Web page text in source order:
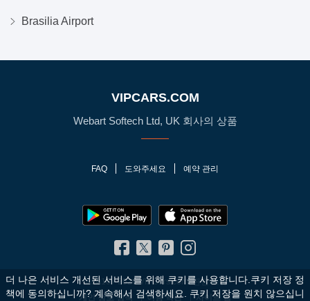
Brasilia Airport
VIPCARS.COM
Webart Softech Ltd, UK 회사의 상품
FAQ 도와주세요 예약 관리
개인 정보 정책 이용 약관 사이트 맵
© 2010 - 2026 VIPCars.com. 판권 소유
더 나은 서비스 개선된 서비스를 위해 쿠키를 사용합니다.쿠키 저장 정
책에 동의하십니까? 계속해서 검색하세요. 쿠키 저장을 원치 않으십니